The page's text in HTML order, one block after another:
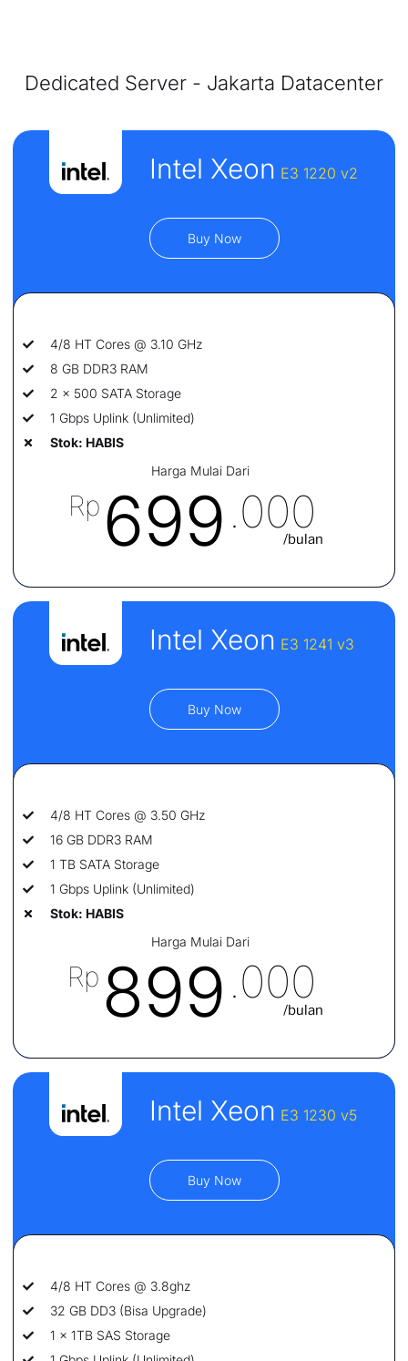
Dedicated Server - Jakarta Datacenter
Intel Xeon E3 1220 v2
Buy Now
4/8 HT Cores @ 3.10 GHz
8 GB DDR3 RAM
2 x 500 SATA Storage
1 Gbps Uplink (Unlimited)
Stok: HABIS
Harga Mulai Dari
Rp 699 .000
/bulan
Intel Xeon E3 1241 v3
Buy Now
4/8 HT Cores @ 3.50 GHz
16 GB DDR3 RAM
1 TB SATA Storage
1 Gbps Uplink (Unlimited)
Stok: HABIS
Harga Mulai Dari
Rp 899 .000
/bulan
Intel Xeon E3 1230 v5
Buy Now
4/8 HT Cores @ 3.8ghz
32 GB DD3 (Bisa Upgrade)
1 x 1TB SAS Storage